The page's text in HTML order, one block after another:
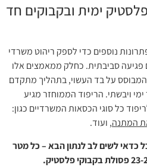
ימית ובקבוקים חד
נוספים כדי לספק ריהוט משרדי
פגיעה סביבתית. כחלק ממאמצים אלו
המבוסס על בד העשוי, בתהליך מתקדם
ויבשתי. הריפוד הממוחזר מגיע
כל סוגי הכסאות המשרדיים כגון:
המתנה, ועוד.
כדאי לשים לב לנתון הבא – כל מטר